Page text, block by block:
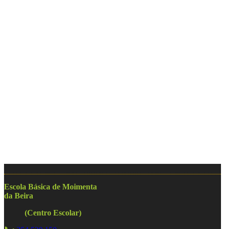
Escola Básica de Moimenta
da Beira
(Centro Escolar)